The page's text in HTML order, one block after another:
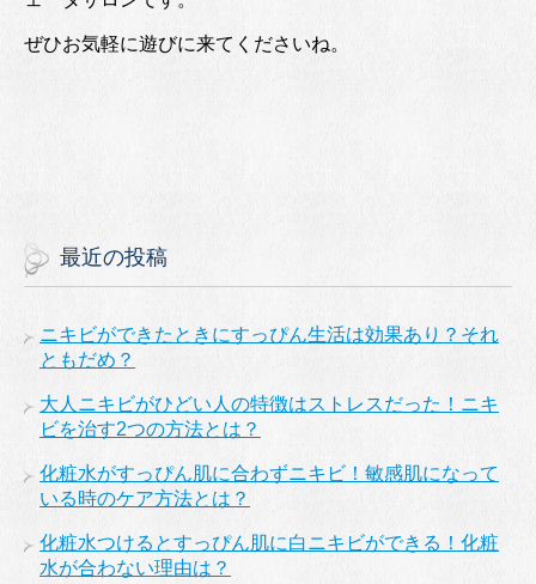
ぜひお気軽に遊びに来てくださいね。
最近の投稿
ニキビができたときにすっぴん生活は効果あり？それ
ともだめ？
大人ニキビがひどい人の特徴はストレスだった！ニキ
ビを治す2つの方法とは？
化粧水がすっぴん肌に合わずニキビ！敏感肌になって
いる時のケア方法とは？
化粧水つけるとすっぴん肌に白ニキビができる！化粧
水が合わない理由は？